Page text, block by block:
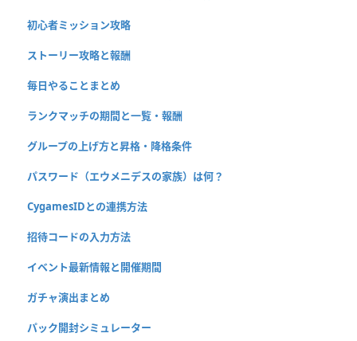
初心者ミッション攻略
ストーリー攻略と報酬
毎日やることまとめ
ランクマッチの期間と一覧・報酬
グループの上げ方と昇格・降格条件
パスワード（エウメニデスの家族）は何？
CygamesIDとの連携方法
招待コードの入力方法
イベント最新情報と開催期間
ガチャ演出まとめ
パック開封シミュレーター